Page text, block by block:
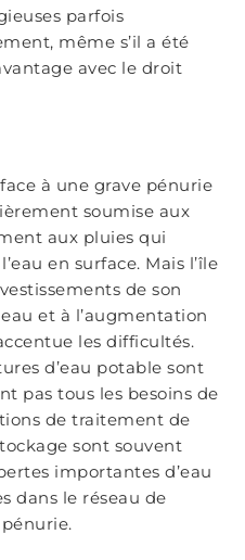
parfois
même s’il a été
avec le droit
à une grave pénurie
soumise aux
aux pluies qui
en surface. Mais l’île
de son
et à l’augmentation
les difficultés.
d’eau potable sont
pas tous les besoins de
de traitement de
sont souvent
importantes d’eau
dans le réseau de